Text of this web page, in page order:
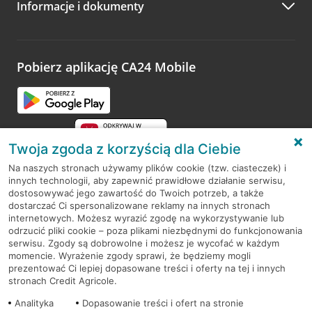
Zachęcamy do podzielenia się z nami opinią o wizycie.
opinie.
Informacje i dokumenty
Pobierz aplikację CA24 Mobile
RODO
Regulamin serwisu
Mapa serwisu
PolitykaCookies
Twoja zgoda z korzyścią dla Ciebie
Na naszych stronach używamy plików cookie (tzw. ciasteczek) i
innych technologii, aby zapewnić prawidłowe działanie serwisu,
dostosowywać jego zawartość do Twoich potrzeb, a także
dostarczać Ci spersonalizowane reklamy na innych stronach
internetowych. Możesz wyrazić zgodę na wykorzystywanie lub
odrzucić pliki cookie – poza plikami niezbędnymi do funkcjonowania
serwisu. Zgody są dobrowolne i możesz je wycofać w każdym
momencie. Wyrażenie zgody sprawi, że będziemy mogli
prezentować Ci lepiej dopasowane treści i oferty na tej i innych
stronach Credit Agricole.
Analityka
Dopasowanie treści i ofert na stronie